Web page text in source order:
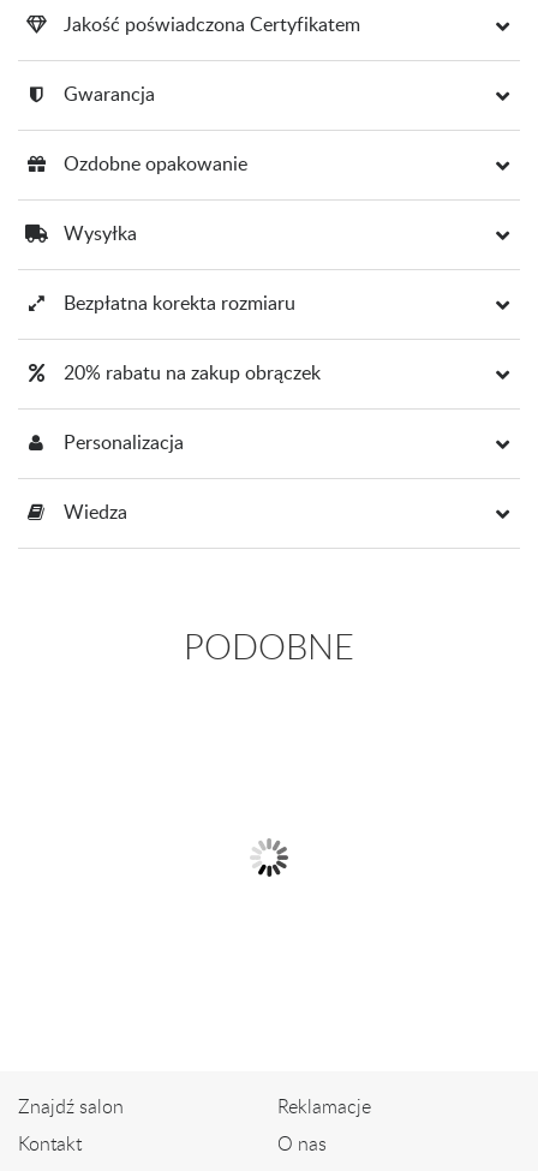
Jakość poświadczona Certyfikatem
Gwarancja
Ozdobne opakowanie
Wysyłka
Bezpłatna korekta rozmiaru
20% rabatu na zakup obrączek
Personalizacja
Wiedza
PODOBNE
Znajdź salon
Kontakt
Reklamacje
O nas